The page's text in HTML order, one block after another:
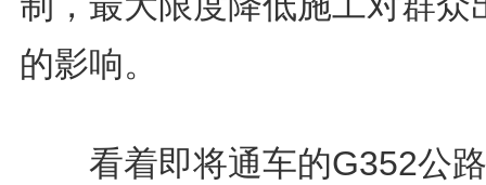
的影响。
看着即将通车的G352公